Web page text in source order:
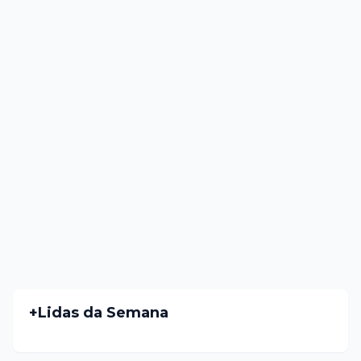
+Lidas da Semana